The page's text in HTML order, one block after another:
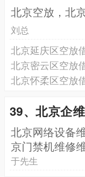
北京空放，北
刘总
北京延庆区空放
北京密云区空放
北京怀柔区空放
39、北京企
北京网络设备
京门禁机维修
于先生